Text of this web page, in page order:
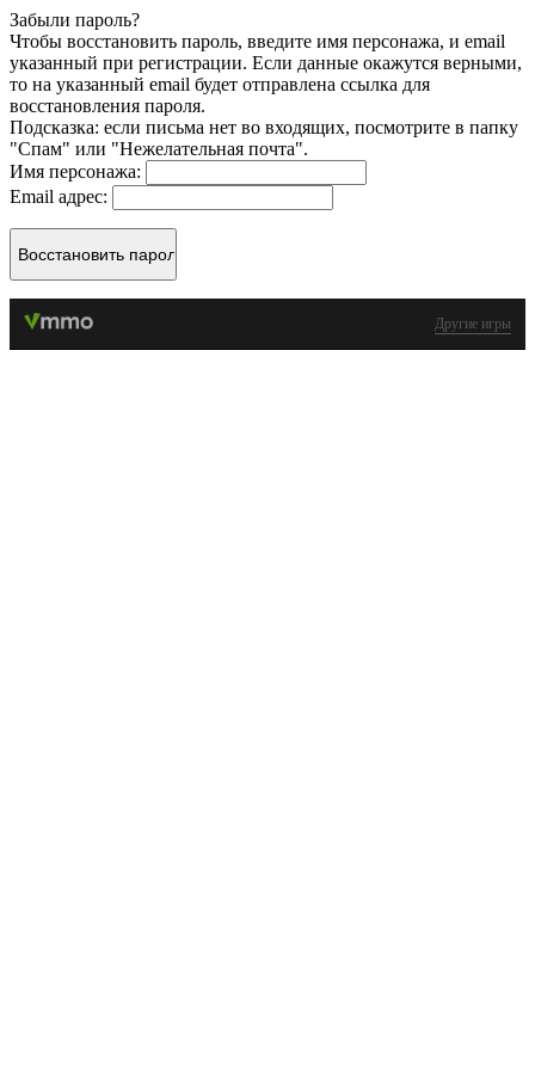
Забыли пароль?
Чтобы восстановить пароль, введите имя персонажа, и email
указанный при регистрации. Если данные окажутся верными,
то на указанный email будет отправлена ссылка для
восстановления пароля.
Подсказка: если письма нет во входящих, посмотрите в папку
"Спам" или "Нежелательная почта".
Имя персонажа:
Email адрес:
Другие игры